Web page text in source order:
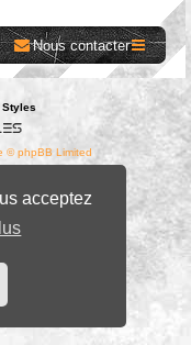
acceptez
Nous contacter
Styles
© phpBB Limited